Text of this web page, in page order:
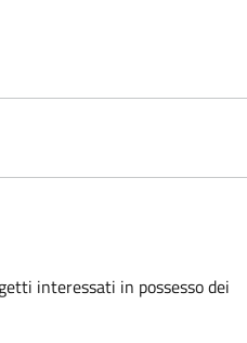
interessati in possesso dei